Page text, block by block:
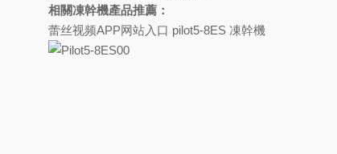
相關凍幹機產品推薦：
蕾丝视频APP网站入口 pilot5-8ES 凍幹機